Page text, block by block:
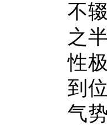
不
之
性
到
气